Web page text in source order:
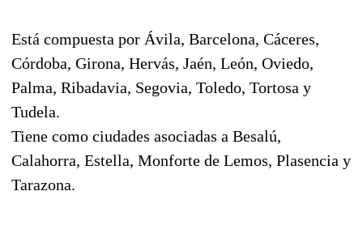
Está compuesta por Ávila, Barcelona, Cáceres,
Córdoba, Girona, Hervás, Jaén, León, Oviedo,
Palma, Ribadavia, Segovia, Toledo, Tortosa y
Tudela.
Tiene como ciudades asociadas a Besalú,
Calahorra, Estella, Monforte de Lemos, Plasencia y
Tarazona.